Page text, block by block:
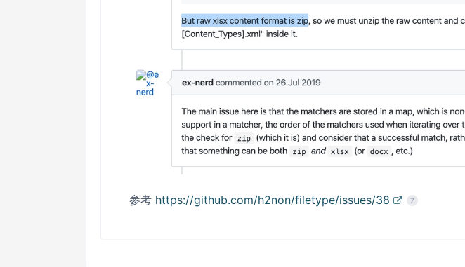
参考 https://github.com/h2non/filetype/issues/38 7